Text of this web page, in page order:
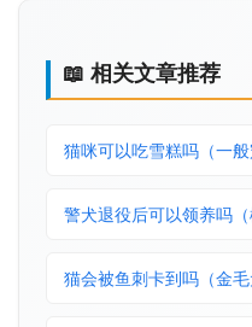
📖 相关文章推荐
猫咪可以吃雪糕吗（一般
警犬退役后可以领养吗（
猫会被鱼刺卡到吗（金毛